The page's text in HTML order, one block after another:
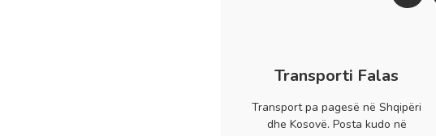
Transporti Falas
Transport pa pagesë në Shqipëri
dhe Kosovë. Posta kudo në